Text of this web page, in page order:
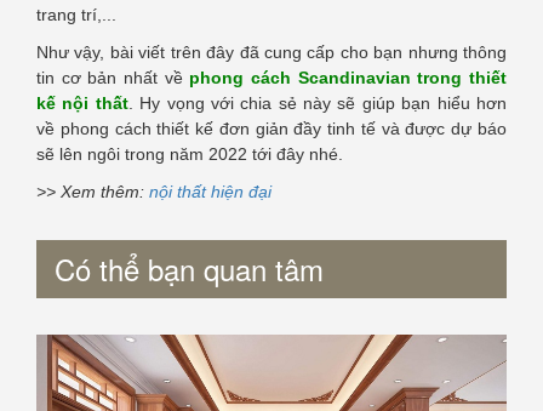
trang trí,...
Như vậy, bài viết trên đây đã cung cấp cho bạn nhưng thông
tin cơ bản nhất vềphong cách Scandinavian trong thiết
kế nội thất. Hy vọng với chia sẻ này sẽ giúp bạn hiểu hơn
về phong cách thiết kế đơn giản đầy tinh tế và được dự báo
sẽ lên ngôi trong năm 2022 tới đây nhé.
>> Xem thêm: nội thất hiện đại
Có thể bạn quan tâm